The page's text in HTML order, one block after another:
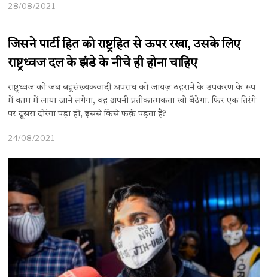
28/08/2021
जिसने पार्टी हित को राष्ट्रहित से ऊपर रखा, उसके लिए
राष्ट्रध्वज दल के झंडे के नीचे ही होना चाहिए
राष्ट्रध्वज को जब बहुसंख्यकवादी अपराध को जायज़ ठहराने के उपकरण के रूप
में काम में लाया जाने लगेगा, वह अपनी प्रतीकात्मकता खो बैठेगा. फिर एक तिरंगे
पर दूसरा दोरंगा पड़ा हो, इससे किसे फ़र्क़ पड़ता है?
24/08/2021